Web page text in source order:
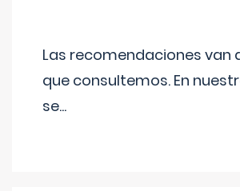
Las recomendaciones van
que consultemos. En
se...